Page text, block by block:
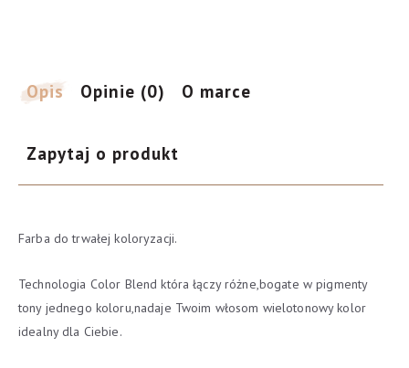
Opis Opinie (0) O marce
Zapytaj o produkt
Farba do trwałej koloryzacji.
Technologia Color Blend która łączy różne,bogate w pigmenty
tony jednego koloru,nadaje Twoim włosom wielotonowy kolor
idealny dla Ciebie.